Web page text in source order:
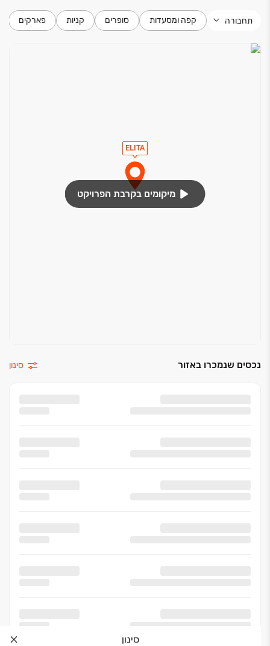
תחבורה קפה ומסעדות סופרים קניות פארקים
ELITA
מיקומים בקרבת הפרויקט
נכסים שנמכרו באזור סינון
סינון